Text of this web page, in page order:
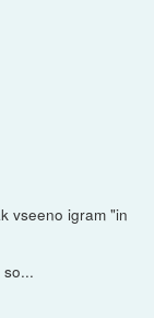
vseeno igram "in
so...